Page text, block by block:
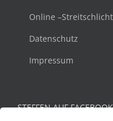
Online
Datenschutz
Impressum
STEFFEN AUF FACEBOOK